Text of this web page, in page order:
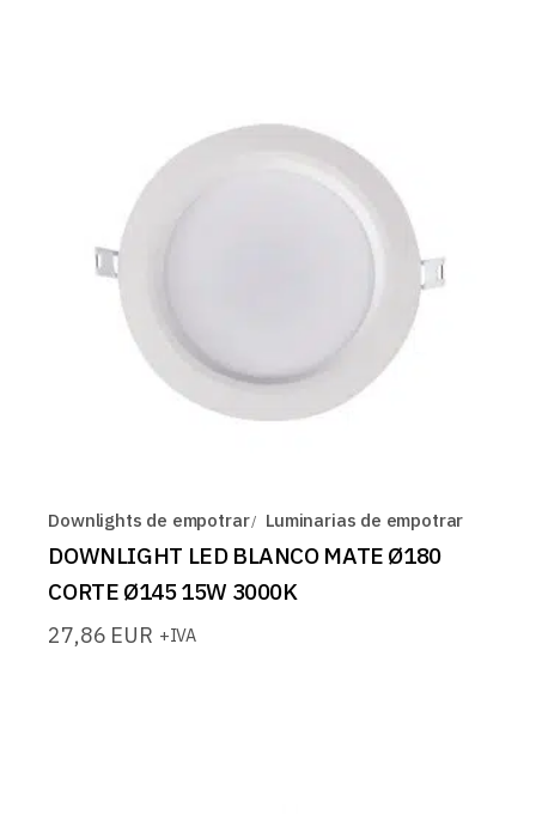
Downlights de empotrar Luminarias de empotrar
DOWNLIGHT LED BLANCO MATE Ø180
CORTE Ø145 15W 3000K
27,86 EUR +IVA